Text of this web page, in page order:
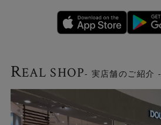
REAL SHOP- 実店舗のご紹介 -